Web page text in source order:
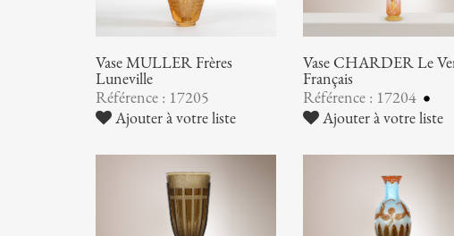
Vase MULLER Frères
Luneville
Référence : 17205
Ajouter à votre liste
Vase CHARDER Le
Français
Référence : 17204
Ajouter à votre liste